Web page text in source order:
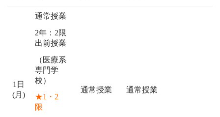
1日
(月)
通常授業
2年：2限
出前授業
（医療系
専門学
校）
★1・2
限
通常授業 通常授業